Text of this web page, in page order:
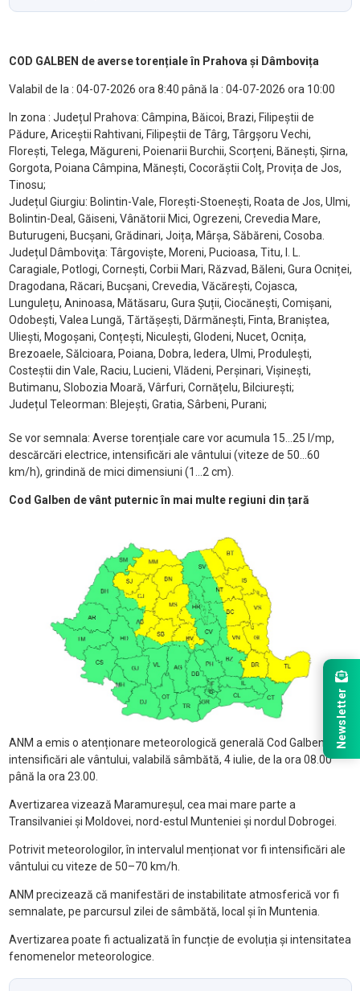
COD GALBEN de averse torențiale în Prahova și Dâmbovița
Valabil de la : 04-07-2026 ora 8:40 până la : 04-07-2026 ora 10:00
In zona : Județul Prahova: Câmpina, Băicoi, Brazi, Filipeștii de
Pădure, Ariceștii Rahtivani, Filipeștii de Târg, Târgșoru Vechi,
Florești, Telega, Măgureni, Poienarii Burchii, Scorțeni, Bănești, Șirna,
Gorgota, Poiana Câmpina, Mănești, Cocorăștii Colț, Provița de Jos,
Tinosu;
Județul Giurgiu: Bolintin-Vale, Florești-Stoenești, Roata de Jos, Ulmi,
Bolintin-Deal, Găiseni, Vânătorii Mici, Ogrezeni, Crevedia Mare,
Buturugeni, Bucșani, Grădinari, Joița, Mârșa, Săbăreni, Cosoba.
Județul Dâmboviţa: Târgoviște, Moreni, Pucioasa, Titu, I. L.
Caragiale, Potlogi, Cornești, Corbii Mari, Răzvad, Băleni, Gura Ocniței,
Dragodana, Răcari, Bucșani, Crevedia, Văcărești, Cojasca,
Lungulețu, Aninoasa, Mătăsaru, Gura Șuții, Ciocănești, Comișani,
Odobești, Valea Lungă, Tărtășești, Dărmănești, Finta, Braniștea,
Uliești, Mogoșani, Conțești, Niculești, Glodeni, Nucet, Ocnița,
Brezoaele, Sălcioara, Poiana, Dobra, Iedera, Ulmi, Produlești,
Costeștii din Vale, Raciu, Lucieni, Vlădeni, Perșinari, Vișinești,
Butimanu, Slobozia Moară, Vârfuri, Cornățelu, Bilciurești;
Județul Teleorman: Blejești, Gratia, Sârbeni, Purani;
Se vor semnala: Averse torențiale care vor acumula 15...25 l/mp,
descărcări electrice, intensificări ale vântului (viteze de 50...60
km/h), grindină de mici dimensiuni (1...2 cm).
Cod Galben de vânt puternic în mai multe regiuni din țară
ANM a emis o atenționare meteorologică generală Cod Galben de
intensificări ale vântului, valabilă sâmbătă, 4 iulie, de la ora 08.00
până la ora 23.00.
Avertizarea vizează Maramureșul, cea mai mare parte a
Transilvaniei și Moldovei, nord-estul Munteniei și nordul Dobrogei.
Potrivit meteorologilor, în intervalul menționat vor fi intensificări ale
vântului cu viteze de 50–70 km/h.
ANM precizează că manifestări de instabilitate atmosferică vor fi
semnalate, pe parcursul zilei de sâmbătă, local și în Muntenia.
Avertizarea poate fi actualizată în funcție de evoluția și intensitatea
fenomenelor meteorologice.
Newsletter